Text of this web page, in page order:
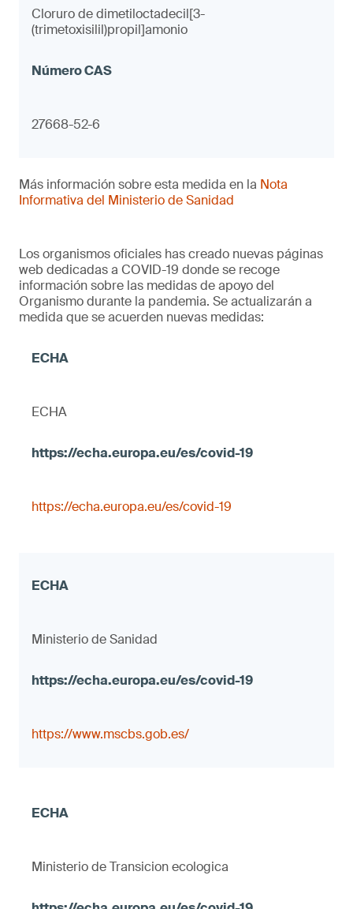
Cloruro de dimetiloctadecil[3-
(trimetoxisilil)propil]amonio
27668-52-6
Más información sobre esta medida en la Nota
Informativa del Ministerio de Sanidad
Los organismos oficiales has creado nuevas páginas
web dedicadas a COVID-19 donde se recoge
información sobre las medidas de apoyo del
Organismo durante la pandemia. Se actualizarán a
medida que se acuerden nuevas medidas:
ECHA
https://echa.europa.eu/es/covid-19
Ministerio de Sanidad
https://www.mscbs.gob.es/
Ministerio de Transicion ecologica